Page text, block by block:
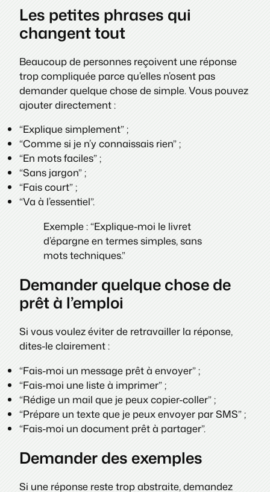
Les petites phrases qui
changent tout
Beaucoup de personnes reçoivent une réponse
trop compliquée parce qu’elles n’osent pas
demander quelque chose de simple. Vous pouvez
ajouter directement :
“Explique simplement” ;
“Comme si je n’y connaissais rien” ;
“En mots faciles” ;
“Sans jargon” ;
“Fais court” ;
“Va à l’essentiel”.
Exemple : “Explique-moi le livret
d’épargne en termes simples, sans
mots techniques.”
Demander quelque chose de
prêt à l’emploi
Si vous voulez éviter de retravailler la réponse,
dites-le clairement :
“Fais-moi un message prêt à envoyer” ;
“Fais-moi une liste à imprimer” ;
“Rédige un mail que je peux copier-coller” ;
“Prépare un texte que je peux envoyer par SMS” ;
“Fais-moi un document prêt à partager”.
Demander des exemples
Si une réponse reste trop abstraite, demandez